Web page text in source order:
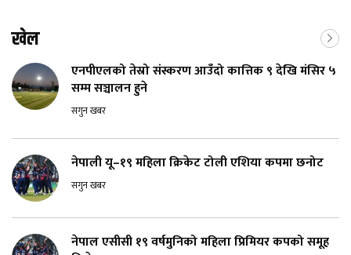
खेल
एनपीएलको तेस्रो संस्करण आउँदो कात्तिक ९ देखि मंसिर ५
सम्म सञ्चालन हुने
सगुन खबर
नेपाली यू–१९ महिला क्रिकेट टोली एशिया कपमा छनोट
सगुन खबर
नेपाल एसीसी १९ वर्षमुनिको महिला प्रिमियर कपको समूह